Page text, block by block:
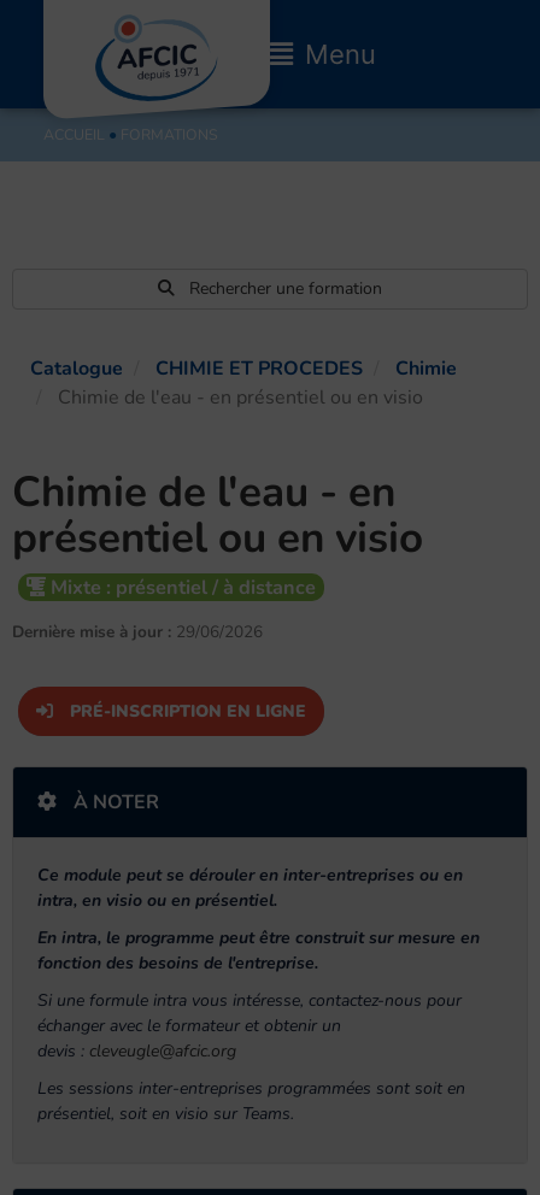
Main
Menu
Menu
ACCUEIL ● FORMATIONS
Rechercher une formation
Catalogue CHIMIE ET PROCEDES
Chimie
Chimie de l'eau - en présentiel ou en visio
Chimie de l'eau - en
présentiel ou en visio
Mixte : présentiel / à distance
Dernière mise à jour : 29/06/2026
PRÉ-INSCRIPTION EN LIGNE
À NOTER
Ce module peut se dérouler en inter-entreprises ou en
intra, en visio ou en présentiel.
En intra, le programme peut être construit sur mesure en
fonction des besoins de l'entreprise.
Si une formule intra vous intéresse, contactez-nous pour
échanger avec le formateur et obtenir un
devis : cleveugle@afcic.org
Les sessions inter-entreprises programmées sont soit en
présentiel, soit en visio sur Teams.